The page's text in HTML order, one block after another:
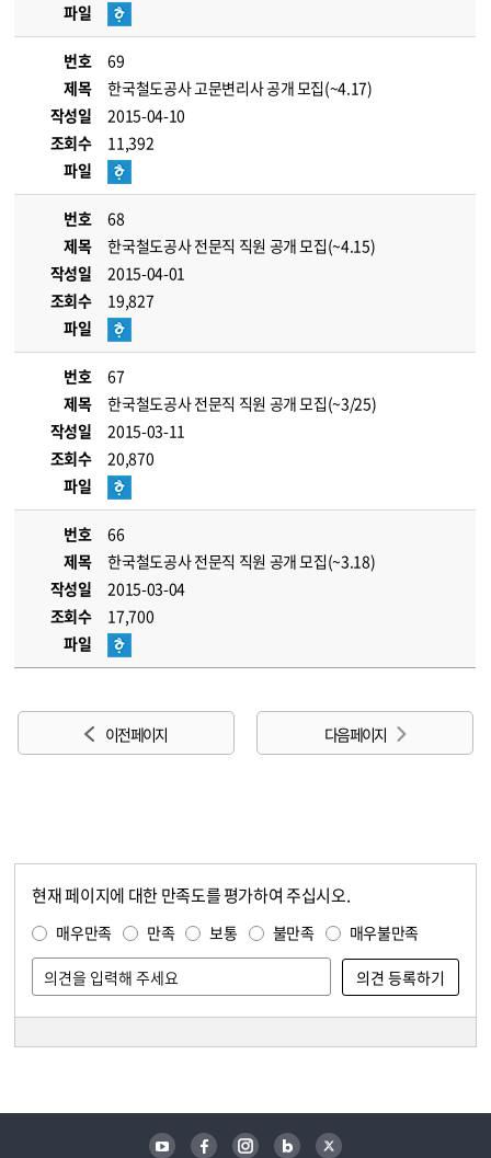
파일
번호
69
제목
한국철도공사 고문변리사 공개 모집(~4.17)
작성일
2015-04-10
조회수
11,392
파일
번호
68
제목
한국철도공사 전문직 직원 공개 모집(~4.15)
작성일
2015-04-01
조회수
19,827
파일
번호
67
제목
한국철도공사 전문직 직원 공개 모집(~3/25)
작성일
2015-03-11
조회수
20,870
파일
번호
66
제목
한국철도공사 전문직 직원 공개 모집(~3.18)
작성일
2015-03-04
조회수
17,700
파일
이전 페이지 다음 페이지
현재 페이지에 대한 만족도를 평가하여 주십시오.
매우만족 만족 보통 불만족 매우불만족
유튜브 페이스북 인스타그램 블로그 트위터